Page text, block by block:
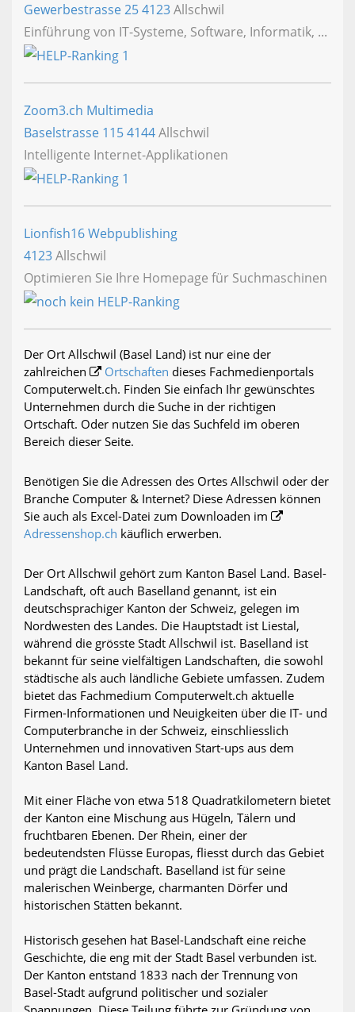
Gewerbestrasse 254123Allschwil
Einführung von IT-Systeme, Software, Informatik, ...
Zoom3.ch Multimedia
Baselstrasse 1154144Allschwil
Intelligente Internet-Applikationen
Lionfish16 Webpublishing
4123Allschwil
Optimieren Sie Ihre Homepage für Suchmaschinen
Der Ort Allschwil (Basel Land) ist nur eine der
zahlreichen
Ortschaften dieses Fachmedienportals
Computerwelt.ch. Finden Sie einfach Ihr gewünschtes
Unternehmen durch die Suche in der richtigen
Ortschaft. Oder nutzen Sie das Suchfeld im oberen
Bereich dieser Seite.
Benötigen Sie die Adressen des Ortes Allschwil oder der
Branche Computer & Internet? Diese Adressen können
Sie auch als Excel-Datei zum Downloaden im
Adressenshop.ch käuflich erwerben.
Der Ort Allschwil gehört zum Kanton Basel Land. Basel-
Landschaft, oft auch Baselland genannt, ist ein
deutschsprachiger Kanton der Schweiz, gelegen im
Nordwesten des Landes. Die Hauptstadt ist Liestal,
während die grösste Stadt Allschwil ist. Baselland ist
bekannt für seine vielfältigen Landschaften, die sowohl
städtische als auch ländliche Gebiete umfassen. Zudem
bietet das Fachmedium Computerwelt.ch aktuelle
Firmen-Informationen und Neuigkeiten über die IT- und
Computerbranche in der Schweiz, einschliesslich
Unternehmen und innovativen Start-ups aus dem
Kanton Basel Land.
Mit einer Fläche von etwa 518 Quadratkilometern bietet
der Kanton eine Mischung aus Hügeln, Tälern und
fruchtbaren Ebenen. Der Rhein, einer der
bedeutendsten Flüsse Europas, fliesst durch das Gebiet
und prägt die Landschaft. Baselland ist für seine
malerischen Weinberge, charmanten Dörfer und
historischen Stätten bekannt.
Historisch gesehen hat Basel-Landschaft eine reiche
Geschichte, die eng mit der Stadt Basel verbunden ist.
Der Kanton entstand 1833 nach der Trennung von
Basel-Stadt aufgrund politischer und sozialer